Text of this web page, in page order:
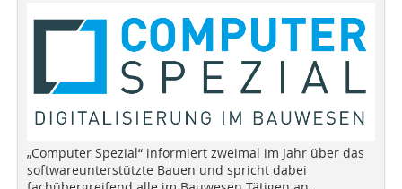
„Computer Spezial“ informiert zweimal im Jahr über das
softwareunterstützte Bauen und spricht dabei